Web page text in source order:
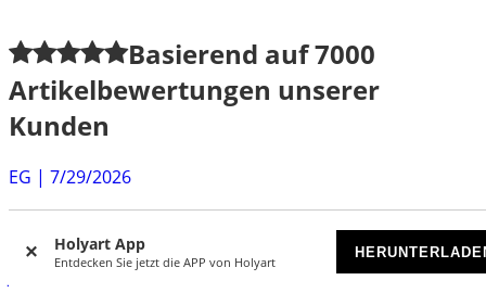
Holyart App
Entdecken Sie jetzt die APP von Holyart
Basierend auf7000
Artikelbewertungen unserer
Kunden
EG | 7/29/2026
Ich bin mit dem Angebot sehr zufrieden. Ich kann nur
niedrig preisigere Produkte wählen aber diese sind...
7/28/2026